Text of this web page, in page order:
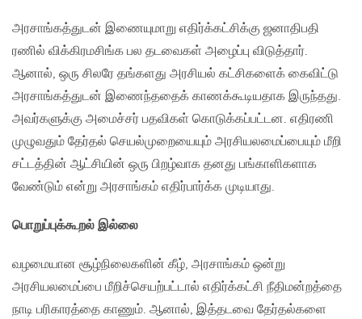
அரசாங்கத்துடன் இணையுமாறு எதிர்க்கட்சிக்கு ஜனாதிபதி
ரணில் விக்கிரமசிங்க பல தடவைகள் அழைப்பு விடுத்தார்.
ஆனால், ஒரு சிலரே தங்களது அரசியல் கட்சிகளைக் கைவிட்டு
அரசாங்கத்துடன் இணைந்ததைக் காணக்கூடியதாக இருந்தது.
அவர்களுக்கு அமைச்சர் பதவிகள் கொடுக்கப்பட்டன. எதிரணி
முழுவதும் தேர்தல் செயல்முறையையும் அரசியலமைப்பையும் மீறி
சட்டத்தின் ஆட்சியின் ஒரு பிறழ்வாக தனது பங்காளிகளாக
வேண்டும் என்று அரசாங்கம் எதிர்பார்க்க முடியாது.
பொறுப்புக்கூறல் இல்லை
வழமையான சூழ்நிலைகளின் கீழ், அரசாங்கம் ஒன்று
அரசியலமைப்பை மீறிச்செயற்பட்டால் எதிர்க்கட்சி நீதிமன்றத்தை
நாடி பரிகாரத்தை காணும். ஆனால், இத்தடவை தேர்தல்களை